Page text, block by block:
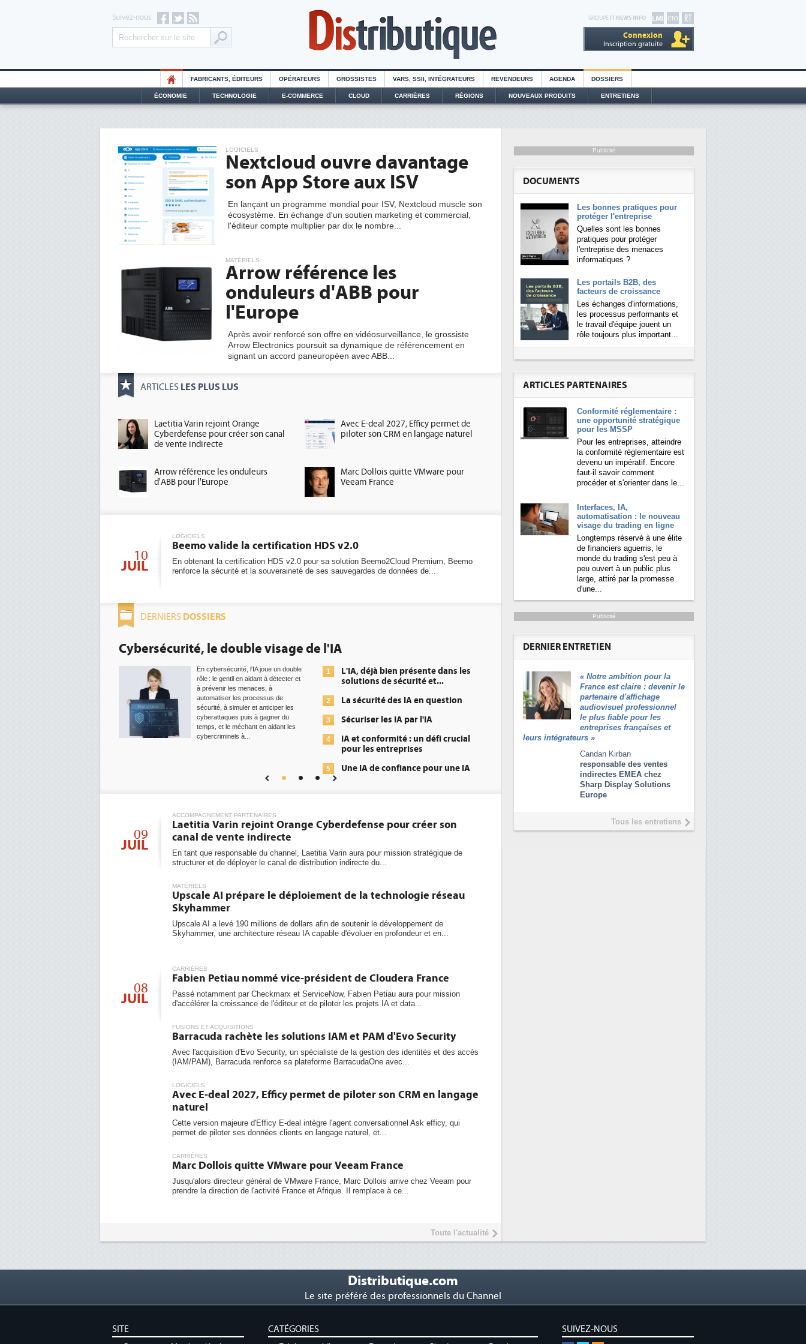
GROUPE IT NEWS INFO
Connexion
Inscription gratuite
Suivez-nous
FABRICANTS, ÉDITEURS OPÉRATEURS GROSSISTES VARS, SSII, INTÉGRATEURS REVENDEURS AGENDA DOSSIERS
ÉCONOMIE TECHNOLOGIE E-COMMERCE CLOUD CARRIÈRES RÉGIONS NOUVEAUX PRODUITS ENTRETIENS
LOGICIELS
Nextcloud ouvre davantage
son App Store aux ISV
En lançant un programme mondial pour ISV, Nextcloud muscle son
écosystème. En échange d'un soutien marketing et commercial,
l'éditeur compte multiplier par dix le nombre...
MATÉRIELS
Arrow référence les
onduleurs d'ABB pour
l'Europe
Après avoir renforcé son offre en vidéosurveillance, le grossiste
Arrow Electronics poursuit sa dynamique de référencement en
signant un accord paneuropéen avec ABB...
ARTICLES LES PLUS LUS
Laetitia Varin rejoint Orange
Cyberdefense pour créer son canal
de vente indirecte
Avec E-deal 2027, Efficy permet de
piloter son CRM en langage naturel
Arrow référence les onduleurs
d'ABB pour l'Europe
Marc Dollois quitte VMware pour
Veeam France
10
JUIL
LOGICIELS
Beemo valide la certification HDS v2.0
En obtenant la certification HDS v2.0 pour sa solution Beemo2Cloud Premium, Beemo
renforce la sécurité et la souveraineté de ses sauvegardes de données de...
DERNIERS DOSSIERS
Cybersécurité, le double visage de l'IA
En cybersécurité, l'IA joue un double
rôle : le gentil en aidant à détecter et
à prévenir les menaces, à
automatiser les processus de
sécurité, à simuler et anticiper les
cyberattaques puis à gagner du
temps, et le méchant en aidant les
cybercriminels à...
1
L'IA, déjà bien présente dans les
solutions de sécurité et...
2 La sécurité des IA en question
3 Sécuriser les IA par l'IA
IA et conformité : un défi crucial
pour les entreprises
Une IA de confiance pour une IA
plus sûre ?
DEE: l'efficacité énergétique bientôt une obligation pour les
Des datacenters plus durables et
plus efficaces, c'est ce que
recherchent les pouvoirs publics
européens avec la mise en oeuvre
de la nouvelle Directive sur
l'efficacité énergétique (DEE). Plus
précisément, l'article 12 impose que
les centres de données sont...
1
Qu'est-ce que la DEE (directive
DEE, une pression administrative
pour les DSI à transformer...
4
Phocea DC dans les cordes pour la
DEE
président de Digital Realty...
6
Trimestriels IBM : L'activité
09
JUIL
ACCOMPAGNEMENT PARTENAIRES
Laetitia Varin rejoint Orange Cyberdefense pour créer son
canal de vente indirecte
En tant que responsable du channel, Laetitia Varin aura pour mission stratégique de
structurer et de déployer le canal de distribution indirecte du...
MATÉRIELS
Upscale AI prépare le déploiement de la technologie réseau
Skyhammer
Upscale AI a levé 190 millions de dollars afin de soutenir le développement de
Skyhammer, une architecture réseau IA capable d'évoluer en profondeur et en...
08
JUIL
CARRIÈRES
Fabien Petiau nommé vice-président de Cloudera France
Passé notamment par Checkmarx et ServiceNow, Fabien Petiau aura pour mission
d'accélérer la croissance de l'éditeur et de piloter les projets IA et data...
FUSIONS ET ACQUISITIONS
Barracuda rachète les solutions IAM et PAM d'Evo Security
Avec l'acquisition d'Evo Security, un spécialiste de la gestion des identités et des accès
(IAM/PAM), Barracuda renforce sa plateforme BarracudaOne avec...
LOGICIELS
Avec E-deal 2027, Efficy permet de piloter son CRM en langage
naturel
Cette version majeure d'Efficy E-deal intègre l'agent conversationnel Ask efficy, qui
permet de piloter ses données clients en langage naturel, et...
CARRIÈRES
Marc Dollois quitte VMware pour Veeam France
Jusqu'alors directeur général de VMware France, Marc Dollois arrive chez Veeam pour
prendre la direction de l'activité France et Afrique. Il remplace à ce...
Toute l'actualité
Publicité
DOCUMENTS
Les bonnes pratiques pour
protéger l'entreprise
Quelles sont les bonnes
pratiques pour protéger
l'entreprise des menaces
informatiques ?
Les portails B2B, des
facteurs de croissance
Les échanges d'informations,
les processus performants et
le travail d'équipe jouent un
rôle toujours plus important...
ARTICLES PARTENAIRES
Conformité réglementaire :
une opportunité stratégique
pour les MSSP
Pour les entreprises, atteindre
la conformité réglementaire est
devenu un impératif. Encore
faut-il savoir comment
procéder et s'orienter dans le...
Interfaces, IA,
automatisation : le nouveau
visage du trading en ligne
Longtemps réservé à une élite
de financiers aguerris, le
monde du trading s'est peu à
peu ouvert à un public plus
large, attiré par la promesse
d'une...
Publicité
DERNIER ENTRETIEN
« Notre ambition pour la
France est claire : devenir le
partenaire d'affichage
audiovisuel professionnel
le plus fiable pour les
entreprises françaises et
leurs intégrateurs »
Candan Kirban
responsable des ventes
indirectes EMEA chez
Sharp Display Solutions
Europe
Tous les entretiens
Distributique.com
Le site préféré des professionnels du Channel
SUIVEZ-NOUS
SITE CATÉGORIES